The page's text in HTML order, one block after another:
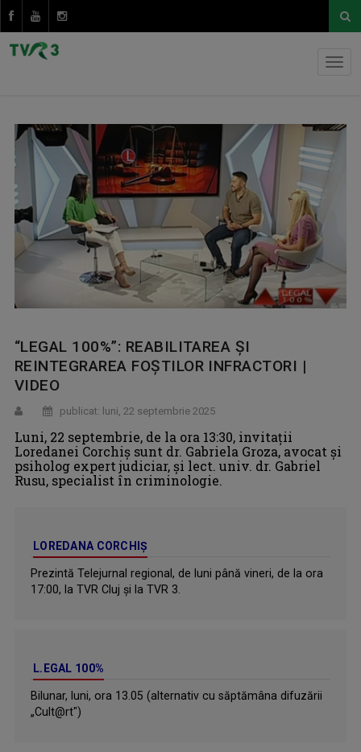
“LEGAL 100%”: REABILITAREA ŞI
REINTEGRAREA FOŞTILOR INFRACTORI |
VIDEO
publicat: luni, 22 septembrie 2025
Luni, 22 septembrie, de la ora 13:30, invitații
Loredanei Corchiş sunt dr. Gabriela Groza, avocat și
psiholog expert judiciar, și lect. univ. dr. Gabriel
Rusu, specialist în criminologie.
LOREDANA CORCHIȘ
Prezintă Telejurnal regional, de luni până vineri, de la ora
17:00, la TVR Cluj și la TVR 3.
L.EGAL 100%
Bilunar, luni, ora 13.05 (alternativ cu săptămâna difuzării
„Cult@rt")